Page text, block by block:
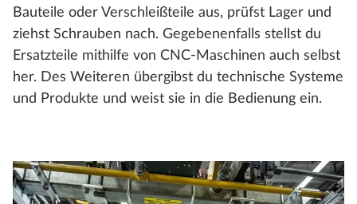
Bauteile oder Verschleißteile aus, prüfst Lager und
ziehst Schrauben nach. Gegebenenfalls stellst du
Ersatzteile mithilfe von CNC-Maschinen auch selbst
her. Des Weiteren übergibst du technische Systeme
und Produkte und weist sie in die Bedienung ein.